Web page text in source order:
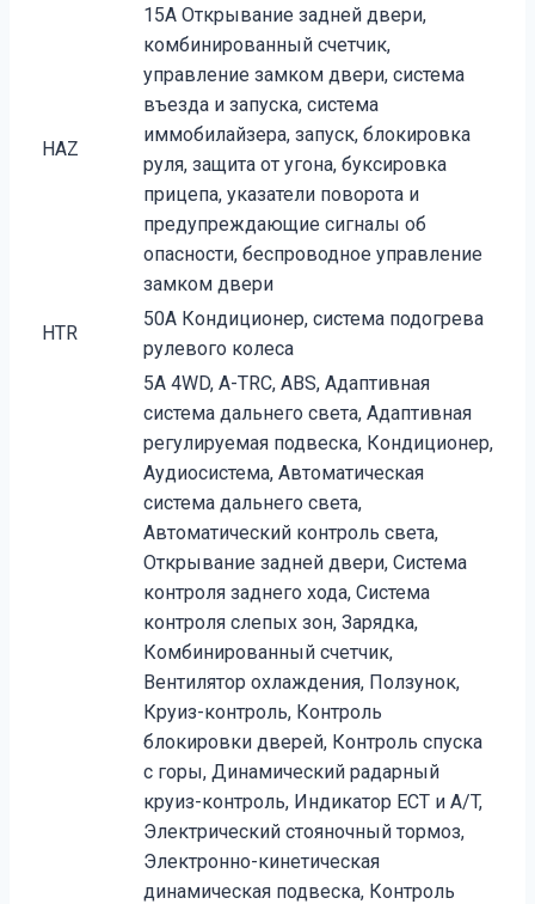
HAZ
15A Открывание задней двери,
комбинированный счетчик,
управление замком двери, система
въезда и запуска, система
иммобилайзера, запуск, блокировка
руля, защита от угона, буксировка
прицепа, указатели поворота и
предупреждающие сигналы об
опасности, беспроводное управление
замком двери
HTR
50A Кондиционер, система подогрева
рулевого колеса
5A 4WD, A-TRC, ABS, Адаптивная
система дальнего света, Адаптивная
регулируемая подвеска, Кондиционер,
Аудиосистема, Автоматическая
система дальнего света,
Автоматический контроль света,
Открывание задней двери, Система
контроля заднего хода, Система
контроля слепых зон, Зарядка,
Комбинированный счетчик,
Вентилятор охлаждения, Ползунок,
Круиз-контроль, Контроль
блокировки дверей, Контроль спуска
с горы, Динамический радарный
круиз-контроль, Индикатор ECT и A/T,
Электрический стояночный тормоз,
Электронно-кинетическая
динамическая подвеска, Контроль